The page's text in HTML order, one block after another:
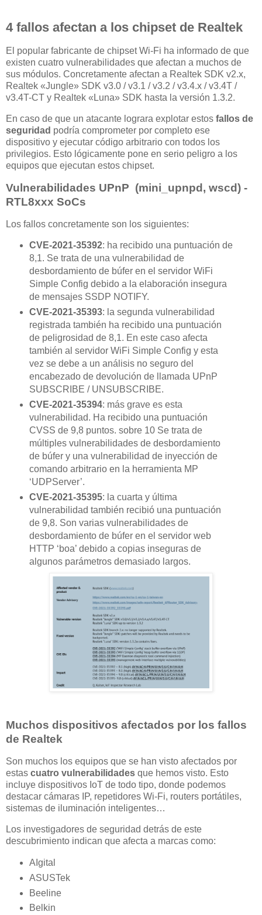
4 fallos afectan a los chipset de Realtek
El popular fabricante de chipset Wi-Fi ha informado de que
existen cuatro vulnerabilidades que afectan a muchos de
sus módulos. Concretamente afectan a Realtek SDK v2.x,
Realtek «Jungle» SDK v3.0 / v3.1 / v3.2 / v3.4.x / v3.4T /
v3.4T-CT y Realtek «Luna» SDK hasta la versión 1.3.2.
En caso de que un atacante lograra explotar estos fallos de
seguridad podría comprometer por completo ese
dispositivo y ejecutar código arbitrario con todos los
privilegios. Esto lógicamente pone en serio peligro a los
equipos que ejecutan estos chipset.
Vulnerabilidades UPnP (mini_upnpd, wscd) -
RTL8xxx SoCs
Los fallos concretamente son los siguientes:
CVE-2021-35392: ha recibido una puntuación de
8,1. Se trata de una vulnerabilidad de
desbordamiento de búfer en el servidor WiFi
Simple Config debido a la elaboración insegura
de mensajes SSDP NOTIFY.
CVE-2021-35393: la segunda vulnerabilidad
registrada también ha recibido una puntuación
de peligrosidad de 8,1. En este caso afecta
también al servidor WiFi Simple Config y esta
vez se debe a un análisis no seguro del
encabezado de devolución de llamada UPnP
SUBSCRIBE / UNSUBSCRIBE.
CVE-2021-35394: más grave es esta
vulnerabilidad. Ha recibido una puntuación
CVSS de 9,8 puntos. sobre 10 Se trata de
múltiples vulnerabilidades de desbordamiento
de búfer y una vulnerabilidad de inyección de
comando arbitrario en la herramienta MP
‘UDPServer’.
CVE-2021-35395: la cuarta y última
vulnerabilidad también recibió una puntuación
de 9,8. Son varias vulnerabilidades de
desbordamiento de búfer en el servidor web
HTTP ‘boa’ debido a copias inseguras de
algunos parámetros demasiado largos.
Muchos dispositivos afectados por los fallos
de Realtek
Son muchos los equipos que se han visto afectados por
estas cuatro vulnerabilidades que hemos visto. Esto
incluye dispositivos IoT de todo tipo, donde podemos
destacar cámaras IP, repetidores Wi-Fi, routers portátiles,
sistemas de iluminación inteligentes…
Los investigadores de seguridad detrás de este
descubrimiento indican que afecta a marcas como:
AIgital
ASUSTek
Beeline
Belkin